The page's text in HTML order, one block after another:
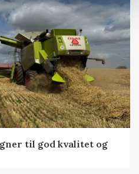
til god kvalitet og